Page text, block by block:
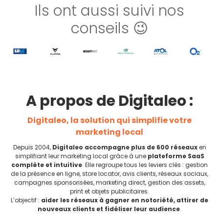
Ils ont aussi suivi nos
conseils 😉
A propos de Digitaleo :
Digitaleo, la solution qui simplifie votre
marketing local
Depuis 2004, Digitaleo accompagne plus de 600 réseauxen
simplifiant leur marketing local grâce à une plateforme SaaS
complète et intuitive. Elle regroupe tous les leviers clés : gestion
de la présence en ligne, store locator, avis clients, réseaux sociaux,
campagnes sponsorisées, marketing direct, gestion des assets,
print et objets publicitaires.
L’objectif : aider les réseaux à gagner en notoriété, attirer de
nouveaux clients et fidéliser leur audience.